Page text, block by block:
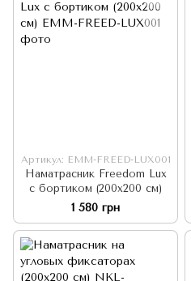
Артикул: EMM-FREED-LUX001
Наматрасник Freedom Lux
с бортиком (200x200 см)
1 580 грн